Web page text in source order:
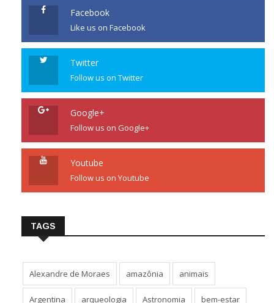
Facebook
Like us on Facebook
Twitter
Follow us on Twitter
Google+
Follow us on Google+
Youtube
Follow us on Youtube
TAGS
Alexandre de Moraes amazônia animais
Argentina arqueologia Astronomia bem-estar